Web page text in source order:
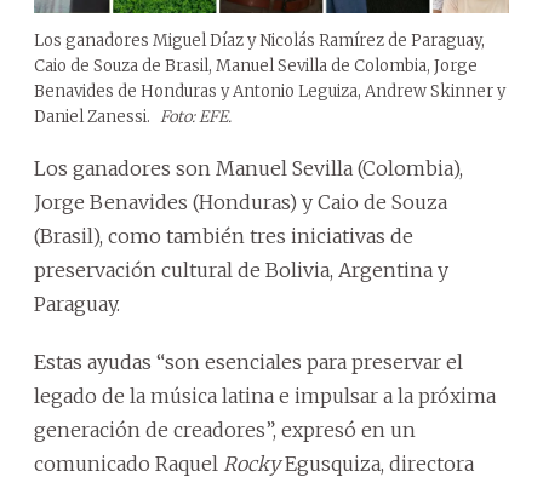
Los ganadores Miguel Díaz y Nicolás Ramírez de Paraguay,
Caio de Souza de Brasil, Manuel Sevilla de Colombia, Jorge
Benavides de Honduras y Antonio Leguiza, Andrew Skinner y
Daniel Zanessi. Foto: EFE.
Los ganadores son Manuel Sevilla (Colombia),
Jorge Benavides (Honduras) y Caio de Souza
(Brasil), como también tres iniciativas de
preservación cultural de Bolivia, Argentina y
Paraguay.
Estas ayudas “son esenciales para preservar el
legado de la música latina e impulsar a la próxima
generación de creadores”, expresó en un
comunicado Raquel RockyEgusquiza, directora